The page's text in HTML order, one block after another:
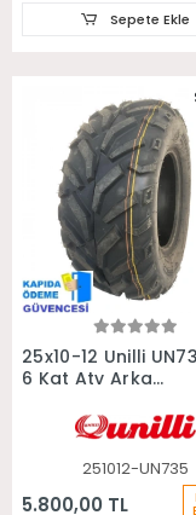
Sepete Ekle
Sepete Ekle
25x10-12 Unilli
6 Kat Atv Arka
251012-UN735
5.800,00 TL